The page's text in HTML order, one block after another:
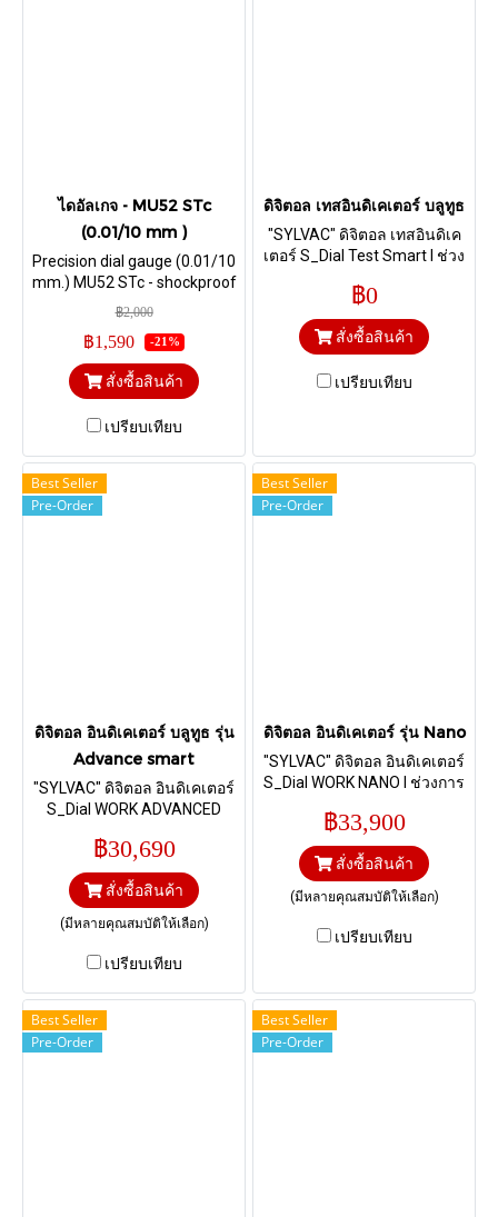
ไดอัลเกจ - MU52 STc
(0.01/10 mm )
Precision dial gauge (0.01/10
mm.) MU52 STc - shockproof
with flat back | Metal Bezel
฿2,000
฿1,590 -21%
สั่งซื้อสินค้า
เปรียบเทียบ
ดิจิตอล เทสอินดิเคเตอร์ บลูทูธ
"SYLVAC" ดิจิตอล เทสอินดิเค
เตอร์ S_Dial Test Smart I ช่วง
ละเอียด 0.001 mm I รุ่นส่ง
ข้อมูลผ่านระบบบลูทูธ
฿0
สั่งซื้อสินค้า
เปรียบเทียบ
Best Seller
Pre-Order
ดิจิตอล อินดิเคเตอร์ บลูทูธ รุ่น
Advance smart
"SYLVAC" ดิจิตอล อินดิเคเตอร์
S_Dial WORK ADVANCED
และ 100 mm I ความละเอียด
0.001 mm I รุ่นส่งข้อมูลผ่าน
ระบบบลูทูธ และรุ่นส่งข้อมูล
ผ่านสาย Proximity
฿30,690
สั่งซื้อสินค้า
(มีหลายคุณสมบัติให้เลือก)
เปรียบเทียบ
Best Seller
Pre-Order
ดิจิตอล อินดิเคเตอร์ รุ่น Nano
"SYLVAC" ดิจิตอล อินดิเคเตอร์
S_Dial WORK NANO I ช่วงการ
0.0001 I รุ่นส่งข้อมูลผ่านระบบ
บลูทูธ และรุ่นส่งข้อมูลผ่านสาย
Proximity
฿33,900
สั่งซื้อสินค้า
(มีหลายคุณสมบัติให้เลือก)
เปรียบเทียบ
Best Seller
Pre-Order
Best Seller
Pre-Order